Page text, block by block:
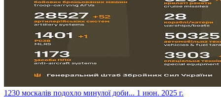
​1230 москалів подохло минулої доби... 1 июн. 2025 г.